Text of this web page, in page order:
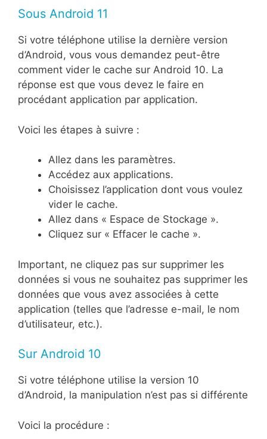
Sous Android 11
Si votre téléphone utilise la dernière version
d’Android, vous vous demandez peut-être
comment vider le cache sur Android 10. La
réponse est que vous devez le faire en
procédant application par application.
Voici les étapes à suivre :
Allez dans les paramètres.
Accédez aux applications.
Choisissez l’application dont vous voulez
vider le cache.
Allez dans « Espace de Stockage ».
Cliquez sur « Effacer le cache ».
Important, ne cliquez pas sur supprimer les
données si vous ne souhaitez pas supprimer les
données que vous avez associées à cette
application (telles que l’adresse e-mail, le nom
d’utilisateur, etc.).
Sur Android 10
Si votre téléphone utilise la version 10
d’Android, la manipulation n’est pas si différente
Voici la procédure :